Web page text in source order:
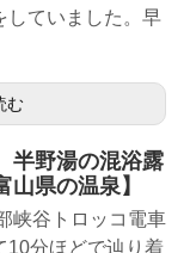
していました。早
む
半野湯の混浴露
県の温泉】
峡谷トロッコ電車
10分ほどで辿り着